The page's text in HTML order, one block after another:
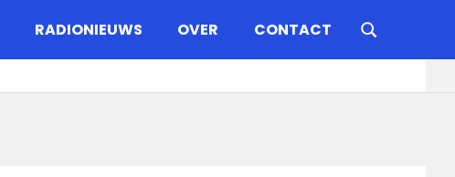
RADIONIEUWS OVER CONTACT